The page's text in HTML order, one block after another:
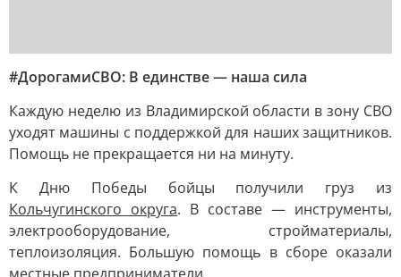
#ДорогамиСВО: В единстве — наша сила
Каждую неделю из Владимирской области в зону СВО
уходят машины с поддержкой для наших защитников.
Помощь не прекращается ни на минуту.
К Дню Победы бойцы получили груз из
Кольчугинского округа. В составе — инструменты,
электрооборудование, стройматериалы,
теплоизоляция. Большую помощь в сборе оказали